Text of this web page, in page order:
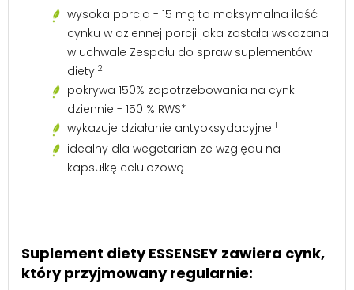
wysoka porcja - 15 mg to maksymalna ilość
cynku w dziennej porcji jaka została wskazana
w uchwale Zespołu do spraw suplementów
diety 2
pokrywa 150% zapotrzebowania na cynk
dziennie - 150 % RWS*
wykazuje działanie antyoksydacyjne 1
idealny dla wegetarian ze względu na
kapsułkę celulozową
Suplement diety ESSENSEY zawiera cynk,
który przyjmowany regularnie: